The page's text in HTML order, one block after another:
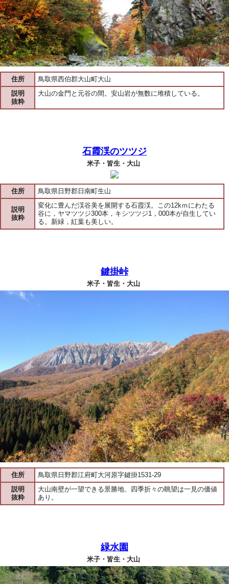
住所
鳥取県西伯郡大山町大山
説明
抜粋
大山の金門と元谷の間。安山岩が無数に堆積している。
石霞渓のツツジ
米子・皆生・大山
住所 鳥取県日野郡日南町生山
説明
抜粋
変化に豊んだ渓谷美を展開する石霞渓。この12kｍにわたる
谷に，ヤマツツジ300本，キシツツジ1，000本が自生してい
る。新緑，紅葉も美しい。
鍵掛峠
米子・皆生・大山
住所
鳥取県日野郡江府町大河原字鍵掛1531-29
説明
抜粋
大山南壁が一望できる景勝地、四季折々の眺望は一見の価値
あり。
緑水園
米子・皆生・大山